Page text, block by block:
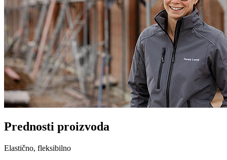
Prednosti proizvoda
Elastično, fleksibilno